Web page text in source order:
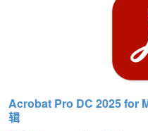
Acrobat Pro DC 2025 for
辑